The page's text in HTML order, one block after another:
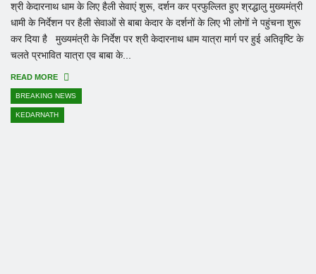
श्री केदारनाथ धाम के लिए हैली सेवाएं शुरू, दर्शन कर प्रफुल्लित हुए श्रद्धालु मुख्यमंत्री
धामी के निर्देशन पर हैली सेवाओं से बाबा केदार के दर्शनों के लिए भी लोगों ने पहुंचना शुरू
कर दिया है मुख्यमंत्री के निर्देश पर श्री केदारनाथ धाम यात्रा मार्ग पर हुई अतिवृष्टि के
चलते प्रभावित यात्रा एव बाबा के...
READ MORE
BREAKING NEWS
KEDARNATH